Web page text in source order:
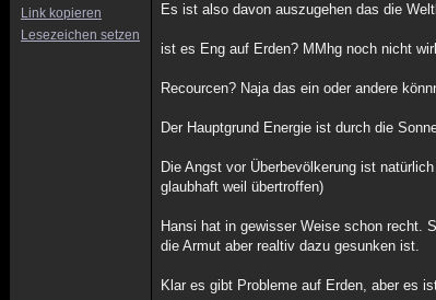
Link kopieren
Lesezeichen setzen
Es ist also davon auszugehen das die
ist es Eng auf Erden? MMhg noch nicht
Recourcen? Naja das ein oder andere
Der Hauptgrund Energie ist durch die
Die Angst vor Überbevölkerung ist
glaubhaft weil übertroffen)
Hansi hat in gewisser Weise schon recht.
die Armut aber realtiv dazu gesunken ist.
Klar es gibt Probleme auf Erden, aber es